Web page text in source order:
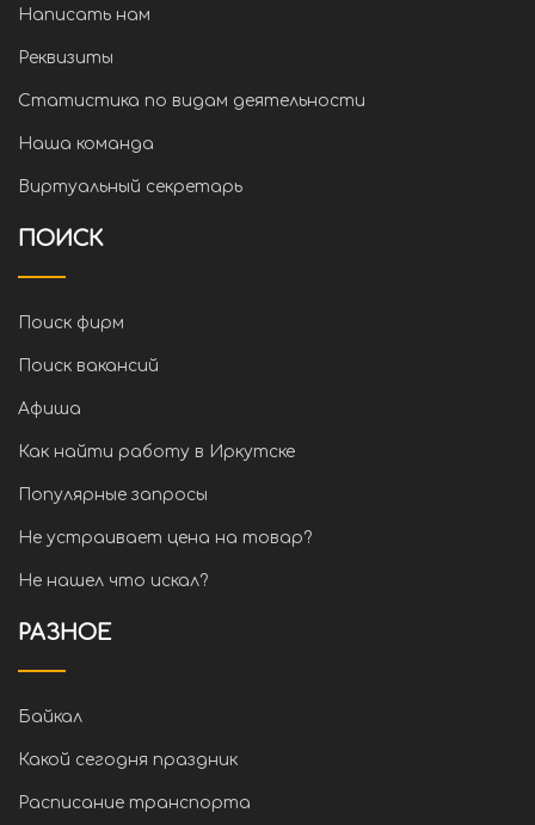
Написать нам
Реквизиты
Статистика по видам деятельности
Наша команда
Виртуальный секретарь
ПОИСК
Поиск фирм
Поиск вакансий
Афиша
Как найти работу в Иркутске
Популярные запросы
Не устраивает цена на товар?
Не нашел что искал?
РАЗНОЕ
Байкал
Какой сегодня праздник
Расписание транспорта